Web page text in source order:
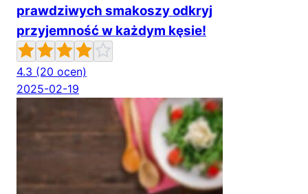
prawdziwych smakoszy odkryj
przyjemność w każdym kęsie!
4.3 (20 ocen)
2025-02-19